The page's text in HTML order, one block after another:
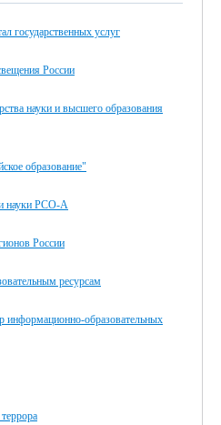
государственных услуг
России
науки и высшего образования
образование"
и науки РСО-А
России
ресурсам
образовательных